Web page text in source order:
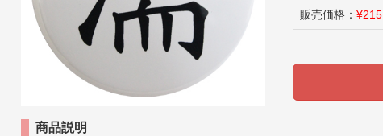
販売価格：¥215
商品説明